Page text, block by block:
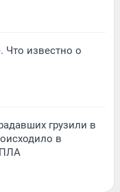
Что известно о
грузили в
в